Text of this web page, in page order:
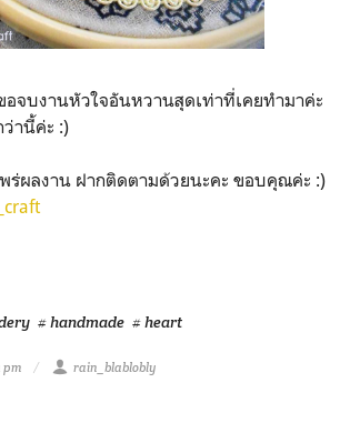
อจบงานหัวใจอันหวานสุดเท่าที่เคยทำมาค่ะ
านี้ค่ะ :)
ร่ผลงาน ฝากติดตามด้วยนะคะ ขอบคุณค่ะ :)
# handmade # heart
pm rain_blablobly